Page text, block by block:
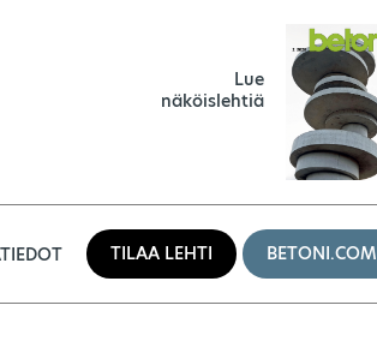
Lue
näköislehtiä
TILAA LEHTI BETONI.COM